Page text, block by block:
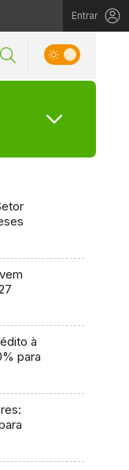
Entrar
à
para